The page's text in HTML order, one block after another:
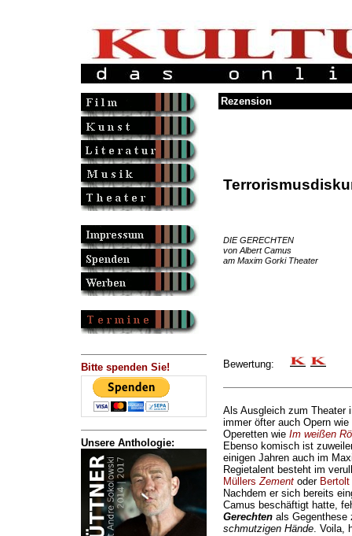
Bitte spenden Sie!
Unsere Anthologie:
Rezension
DIE GERECHTEN
von Albert Camus
am Maxim Gorki Theater
Bewertung:
Als Ausgleich zum Theater
immer öfter auch Opern
Operetten wie Im weißen
Ebenso komisch ist
einigen Jahren auch im
Regietalent besteht im
MüllersZementoder
Nachdem er sich bereits
Camus beschäftigt hatte,
Gerechtenals Gegenthese
schmutzigen Hände. Voila,